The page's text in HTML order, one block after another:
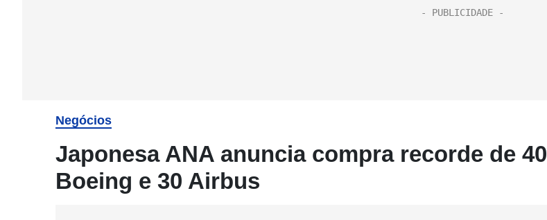
Negócios
Japonesa ANA anuncia compra recorde de 40
Boeing e 30 Airbus